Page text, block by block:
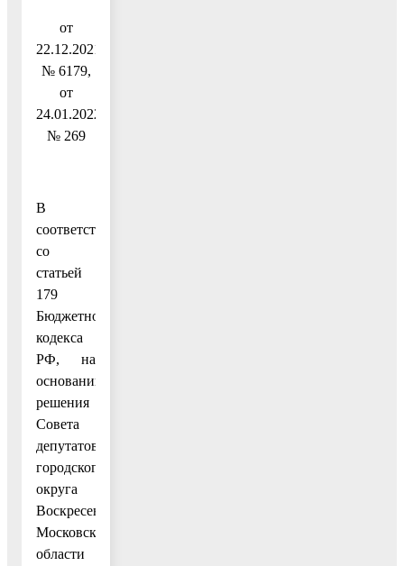
от
22.12.2021
№ 6179,
от
24.01.2022
№ 269
В
соответствии
со
статьей
179
Бюджетного
кодекса
РФ, на
основании
решения
Совета
депутатов
городского
округа
Воскресенск
Московской
области